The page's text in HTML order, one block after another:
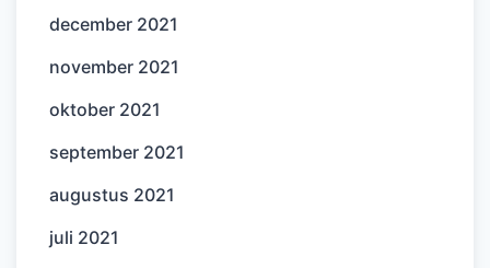
december 2021
november 2021
oktober 2021
september 2021
augustus 2021
juli 2021